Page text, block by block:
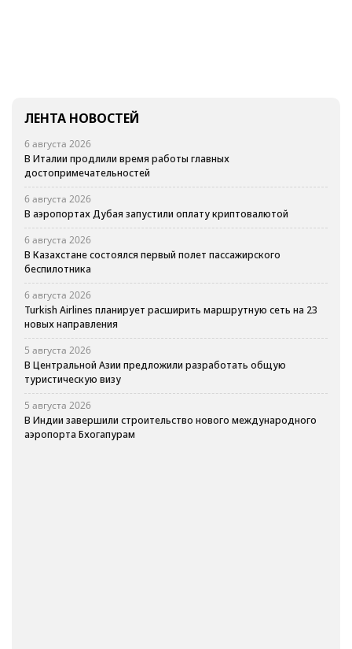
ЛЕНТА НОВОСТЕЙ
6 августа 2026
В Италии продлили время работы главных
достопримечательностей
6 августа 2026
В аэропортах Дубая запустили оплату криптовалютой
6 августа 2026
В Казахстане состоялся первый полет пассажирского
беспилотника
6 августа 2026
Turkish Airlines планирует расширить маршрутную сеть на 23
новых направления
5 августа 2026
В Центральной Азии предложили разработать общую
туристическую визу
5 августа 2026
В Индии завершили строительство нового международного
аэропорта Бхогапурам